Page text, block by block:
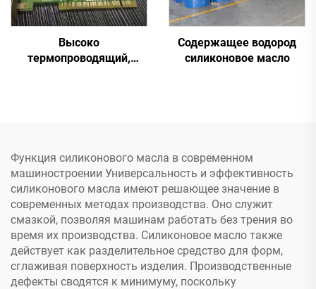
Высоко
термопроводящий,
Содержащее водород
силиконовое масло
Функция силиконового масла в современном
машиностроении Универсальность и эффективность
силиконового масла имеют решающее значение в
современных методах производства. Оно служит
смазкой, позволяя машинам работать без трения во
время их производства. Силиконовое масло также
действует как разделительное средство для форм,
сглаживая поверхность изделия. Производственные
дефекты сводятся к минимуму, поскольку